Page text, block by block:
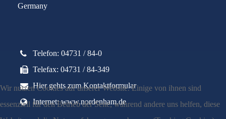
Germany
Telefon: 04731 / 84-0
Telefax: 04731 / 84-349
Hier gehts zum Kontaktformular
Internet: www.nordenham.de
Wir nutzen Cookies auf unserer Website. Einige von ihnen sind
essenziell für den Betrieb der Seite, während andere uns helfen, diese